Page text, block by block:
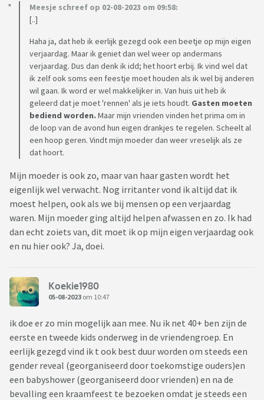
Meesje schreef op 02-08-2023 om 09:58:
[..]
Haha ja, dat heb ik eerlijk gezegd ook een beetje op mijn eigen
verjaardag. Maar ik geniet dan wel weer op andermans
verjaardag. Dus dan denk ik idd; het hoort erbij. Ik vind wel dat
ik zelf ook soms een feestje moet houden als ik wel bij anderen
wil gaan. Ik word er wel makkelijker in. Van huis uit heb ik
geleerd dat je moet 'rennen' als je iets houdt. Gasten moeten
bediend worden. Maar mijn vrienden vinden het prima om in
de loop van de avond hun eigen drankjes te regelen. Scheelt al
een hoop geren. Vindt mijn moeder dan weer vreselijk als ze
dat hoort.
Mijn moeder is ook zo, maar van haar gasten wordt het
eigenlijk wel verwacht. Nog irritanter vond ik altijd dat ik
moest helpen, ook als we bij mensen op een verjaardag
waren. Mijn moeder ging altijd helpen afwassen en zo. Ik had
dan echt zoiets van, dit moet ik op mijn eigen verjaardag ook
en nu hier ook? Ja, doei.
Koekie1980
05-08-2023 om 10:47
ik doe er zo min mogelijk aan mee. Nu ik net 40+ ben zijn de
eerste en tweede kids onderweg in de vriendengroep. En
eerlijk gezegd vind ik t ook best duur worden om steeds een
gender reveal (georganiseerd door toekomstige ouders)en
een babyshower (georganiseerd door vrienden) en na de
bevalling een kraamfeest te bezoeken omdat je steeds een